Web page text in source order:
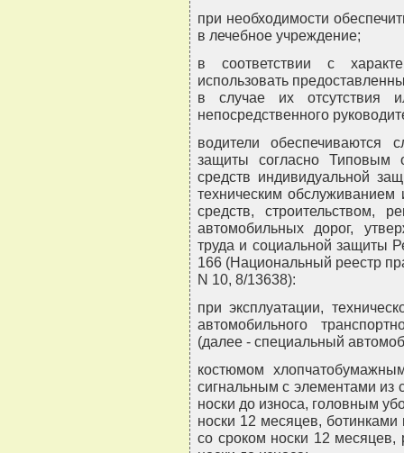
при необходимости
в лечебное учреждение;
в соответствии с
использовать
в случае их отсутствия
непосредственного
водители обеспечиваются
защиты согласно Типовым
средств индивидуальной
техническим
средств, строительством,
автомобильных дорог,
труда и социальной защиты
166 (Национальный реестр
N 10, 8/13638):
при эксплуатации,
автомобильного
(далее - специальный
костюмом
сигнальным с элементами из
носки до износа, головным
носки 12 месяцев,
со сроком носки 12